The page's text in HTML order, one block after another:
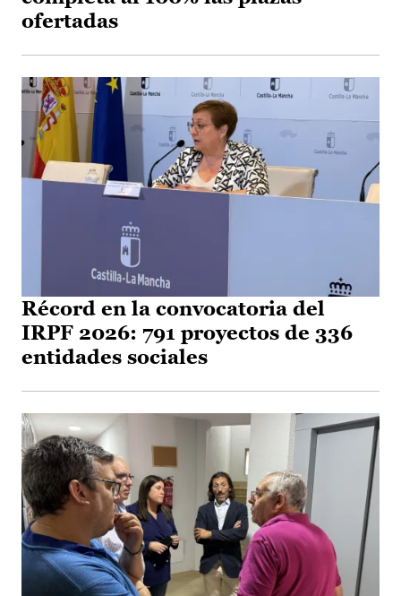
ofertadas
Récord en la convocatoria del
IRPF 2026: 791 proyectos de 336
entidades sociales